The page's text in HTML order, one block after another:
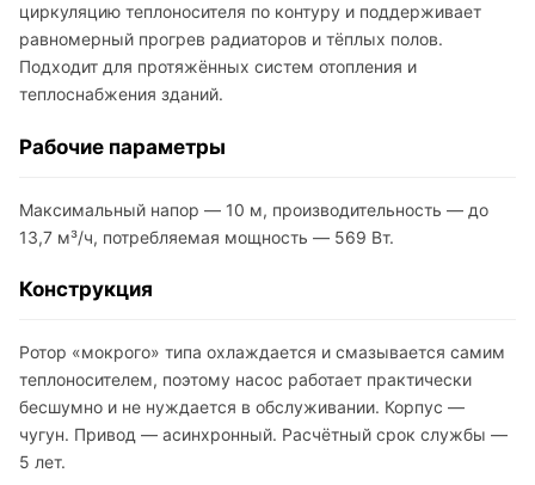
циркуляцию теплоносителя по контуру и поддерживает
равномерный прогрев радиаторов и тёплых полов.
Подходит для протяжённых систем отопления и
теплоснабжения зданий.
Рабочие параметры
Максимальный напор — 10 м, производительность — до
13,7 м³/ч, потребляемая мощность — 569 Вт.
Конструкция
Ротор «мокрого» типа охлаждается и смазывается самим
теплоносителем, поэтому насос работает практически
бесшумно и не нуждается в обслуживании. Корпус —
чугун. Привод — асинхронный. Расчётный срок службы —
5 лет.